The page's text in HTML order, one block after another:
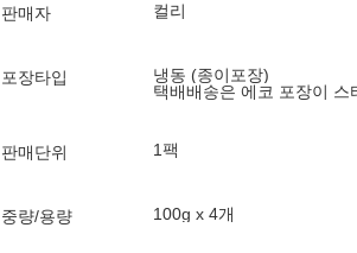
판매자 컬리
포장타입
냉동 (종이포장)
택배배송은 에코 포장이 스
판매단위 1팩
중량/용량 100g x 4개